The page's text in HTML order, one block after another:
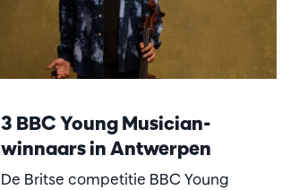
3 BBC Young Musician-
winnaars in Antwerpen
De Britse competitie BBC Young